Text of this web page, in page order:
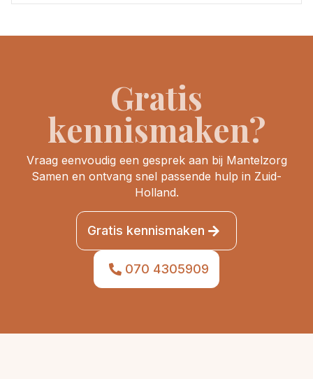
Gratis
kennismaken?
Vraag eenvoudig een gesprek aan bij Mantelzorg
Samen en ontvang snel passende hulp in Zuid-
Holland.
Gratis kennismaken
070 4305909